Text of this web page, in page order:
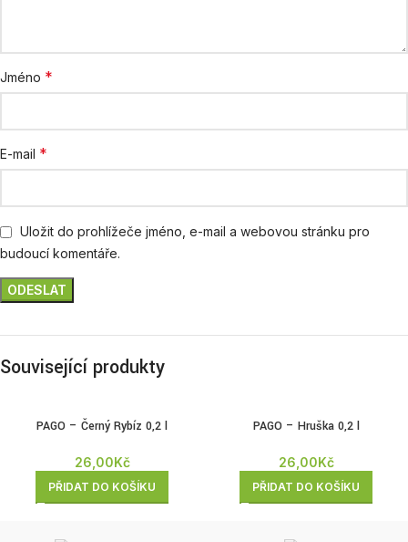
Jméno *
E-mail *
Uložit do prohlížeče jméno, e-mail a webovou stránku pro
budoucí komentáře.
Související produkty
PAGO – Černý Rybíz 0,2 l
26,00Kč
PŘIDAT DO KOŠÍKU
PAGO – Hruška 0,2 l
26,00Kč
PŘIDAT DO KOŠÍKU